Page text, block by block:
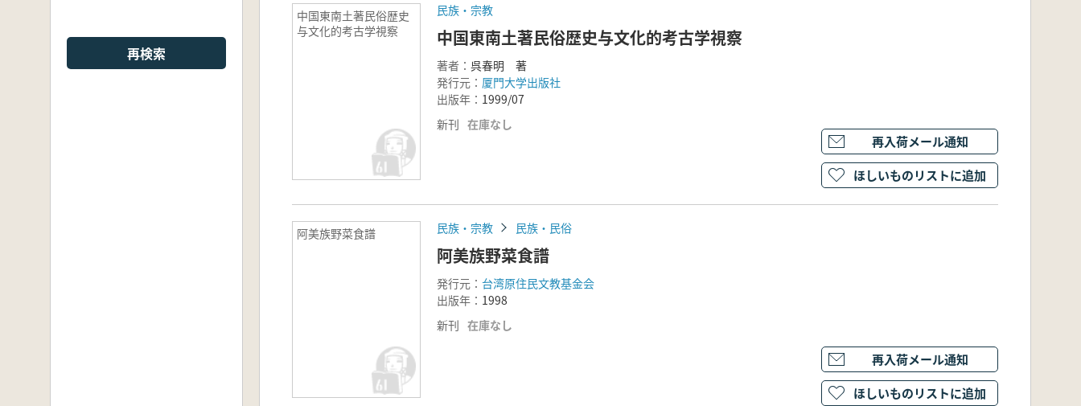
再検索
中国東南土著民俗歴史
与文化的考古学視察
民族・宗教
中国東南土著民俗歴史与文化的考古学視察
著者： 呉春明 著
発行元： 厦門大学出版社
出版年： 1999/07
新刊 在庫なし
再入荷メール通知
ほしいものリストに追加
阿美族野菜食譜 民族・宗教 民族・民俗
阿美族野菜食譜
発行元： 台湾原住民文教基金会
出版年： 1998
新刊 在庫なし
再入荷メール通知
ほしいものリストに追加